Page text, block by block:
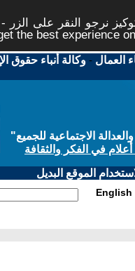
نرجو النقر على
the best experience
العمال -وكالة أنباء حقوق
الاجتماعية للجميع"
في الفكر والثقافة
الموقع البديل
English